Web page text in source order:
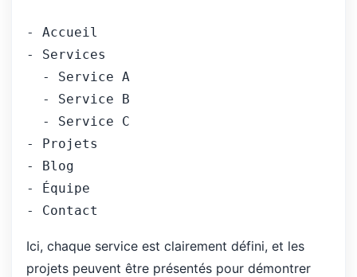
- Accueil
- Services
  - Service A
  - Service B
  - Service C
- Projets
- Blog
- Équipe
- Contact
Ici, chaque service est clairement défini, et les
projets peuvent être présentés pour démontrer